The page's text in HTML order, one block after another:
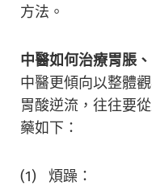
方法。
中醫如何治療胃脹
中醫更傾向以整體
胃酸逆流，往往要
藥如下：
(1) 煩躁：